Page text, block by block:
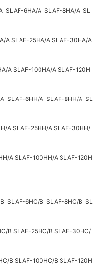
SLAF-6HA/A SLAF-8HA/A SL
A SLAF-25HA/A SLAF-30HA/A
A SLAF-100HA/A SLAF-120H
SLAF-6HH/A SLAF-8HH/A SL
A SLAF-25HH/A SLAF-30HH/
A SLAF-100HH/A SLAF-120H
SLAF-6HC/B SLAF-8HC/B SL
B SLAF-25HC/B SLAF-30HC/
B SLAF-100HC/B SLAF-120H